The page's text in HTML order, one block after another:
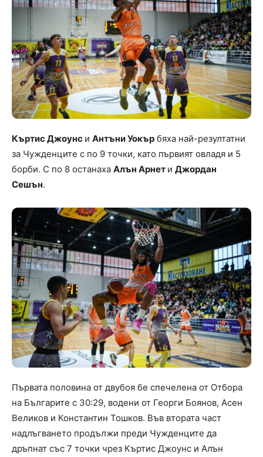
Къртис Джоунс и Антъни Уокър бяха най-резултатни
за Чужденците с по 9 точки, като първият овладя и 5
борби. С по 8 останаха Алън Арнет и Джордан
Сешън.
Първата половина от двубоя бе спечелена от Отбора
на Българите с 30:29, водени от Георги Боянов, Асен
Великов и Константин Тошков. Във втората част
надлъгването продължи преди Чужденците да
дръпнат със 7 точки чрез Къртис Джоунс и Алън